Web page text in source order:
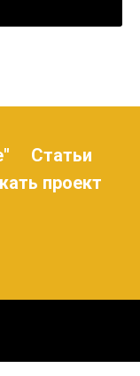
Статьи
проект